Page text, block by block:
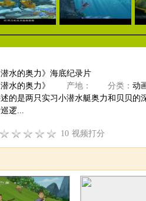
潜水的奥力》海底纪录片
潜水的奥力》 产地： 分类： 动
的是两只实习小潜水艇奥力和贝贝的
逻...
10 视频打分